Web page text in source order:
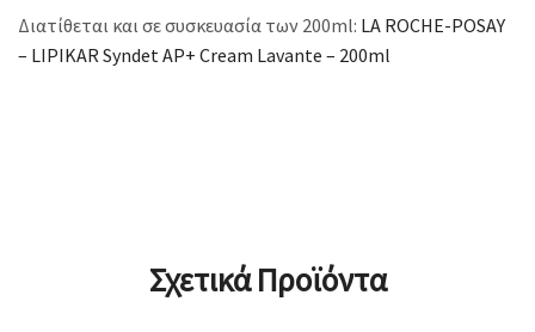
Διατίθεται και σε συσκευασία των 200ml: LA ROCHE-POSAY
– LIPIKAR Syndet AP+ Cream Lavante – 200ml
Σχετικά Προϊόντα